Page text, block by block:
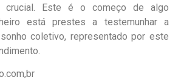
crucial. Este é o começo de algo
está prestes a testemunhar a
coletivo, representado por este